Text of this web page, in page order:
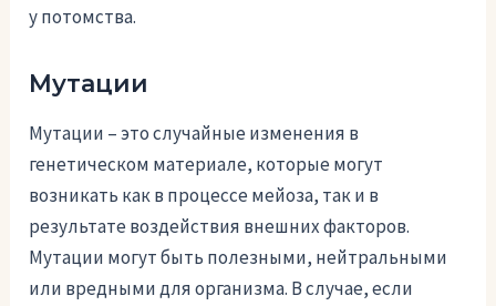
у потомства.
Мутации
Мутации – это случайные изменения в
генетическом материале, которые могут
возникать как в процессе мейоза, так и в
результате воздействия внешних факторов.
Мутации могут быть полезными, нейтральными
или вредными для организма. В случае, если